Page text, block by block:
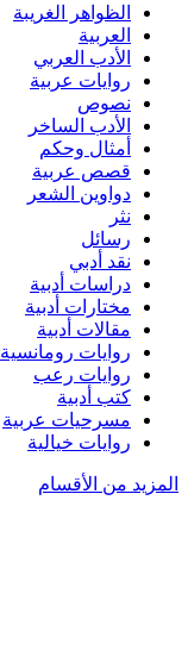
الظواهر الغريبة‏
العربية
الأدب العربي
روايات عربية
نصوص
الأدب الساخر
أمثال وحكم
قصص عربية
دواوين الشعر
نثر
رسائل
نقد أدبي
دراسات أدبية
مختارات أدبية
مقالات أدبية
روايات رومانسية
روايات رعب
كتب أدبية
مسرحيات عربية
روايات خيالية
المزيد من الأقسام